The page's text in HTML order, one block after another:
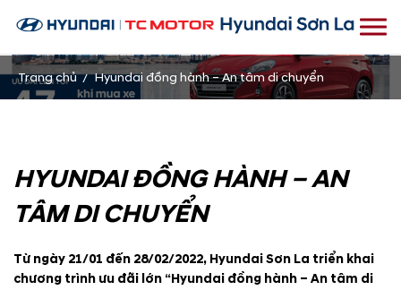
Trang chủ Hyundai đồng hành – An tâm di chuyển
HYUNDAI ĐỒNG HÀNH – AN
TÂM DI CHUYỂN
Từ ngày 21/01 đến 28/02/2022, Hyundai Sơn La triển khai
chương trình ưu đãi lớn “Hyundai đồng hành – An tâm di